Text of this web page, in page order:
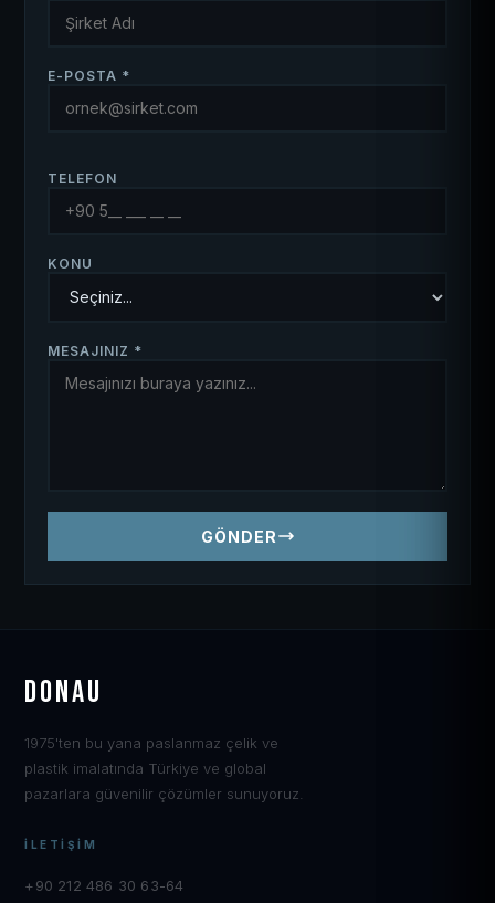
E-POSTA *
TELEFON
KONU
MESAJINIZ *
GÖNDER
DONAU
1975'ten bu yana paslanmaz çelik ve
plastik imalatında Türkiye ve global
pazarlara güvenilir çözümler sunuyoruz.
İLETIŞIM
+90 212 486 30 63-64